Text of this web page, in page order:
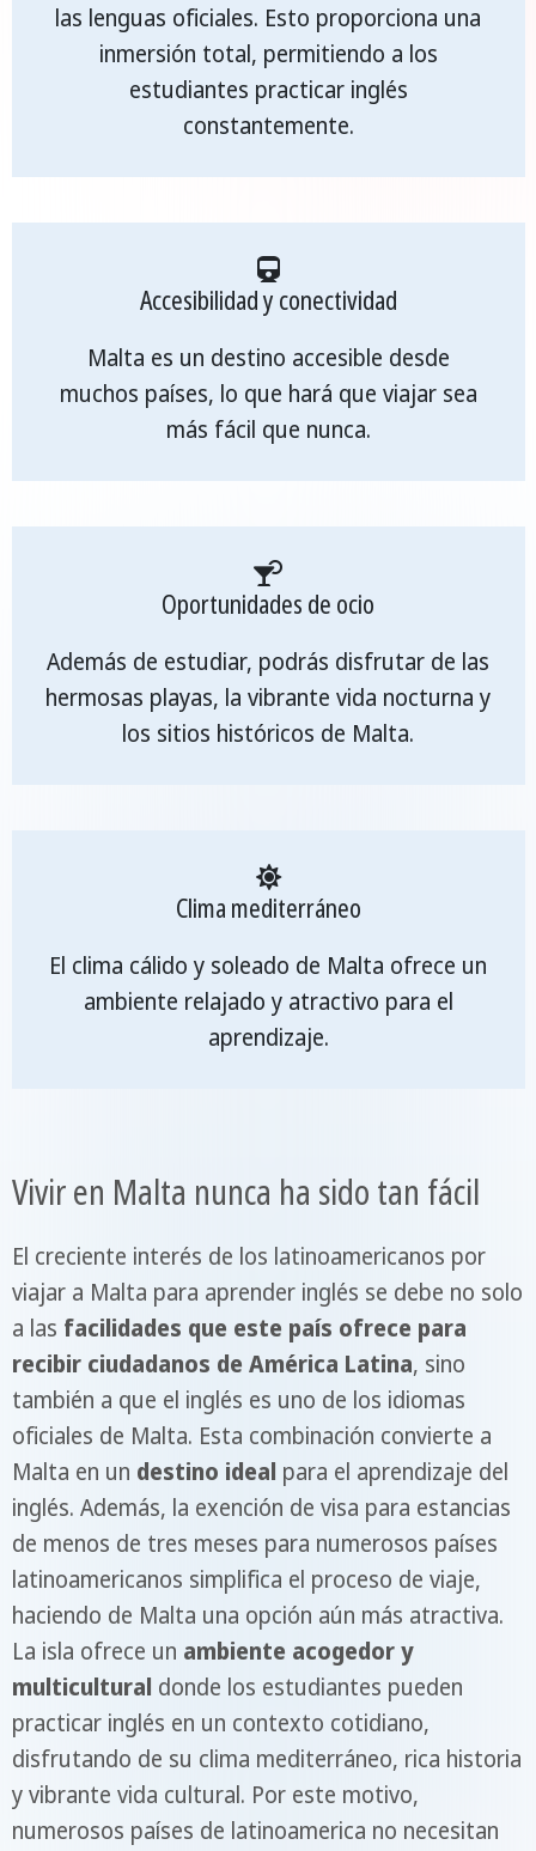
las lenguas oficiales. Esto proporciona una
inmersión total, permitiendo a los
estudiantes practicar inglés
constantemente.
Accesibilidad y conectividad
Malta es un destino accesible desde
muchos países, lo que hará que viajar sea
más fácil que nunca.
Oportunidades de ocio
Además de estudiar, podrás disfrutar de las
hermosas playas, la vibrante vida nocturna y
los sitios históricos de Malta.
Clima mediterráneo
El clima cálido y soleado de Malta ofrece un
ambiente relajado y atractivo para el
aprendizaje.
Vivir en Malta nunca ha sido tan fácil
El creciente interés de los latinoamericanos por
viajar a Malta para aprender inglés se debe no solo
a las facilidades que este país ofrece para
recibir ciudadanos de América Latina, sino
también a que el inglés es uno de los idiomas
oficiales de Malta. Esta combinación convierte a
Malta en un destino ideal para el aprendizaje del
inglés. Además, la exención de visa para estancias
de menos de tres meses para numerosos países
latinoamericanos simplifica el proceso de viaje,
haciendo de Malta una opción aún más atractiva.
La isla ofrece un ambiente acogedor y
multicultural donde los estudiantes pueden
practicar inglés en un contexto cotidiano,
disfrutando de su clima mediterráneo, rica historia
y vibrante vida cultural. Por este motivo,
numerosos países de latinoamerica no necesitan